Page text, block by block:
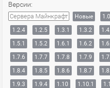
Версии:
Сервера Майнкрафт Новые 1.0
1.2.4
1.2.5 1.3.1 1.3.2
1.5.1
1.5.2 1.6.1 1.6.2
1.7.6
1.7.7 1.7.8 1.7.9
1.8.4
1.8.5 1.8.6 1.8.7
1.9.3
1.9.4 1.10 1.10.1